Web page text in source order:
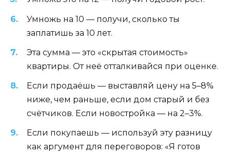
Умножь на 10 — получи, сколько ты
заплатишь за 10 лет.
Эта сумма — это «скрытая стоимость»
квартиры. От неё отталкивайся при оценке.
Если продаёшь — выставляй цену на 5–8%
ниже, чем раньше, если дом старый и без
счётчиков. Если новостройка — на 2–3%.
Если покупаешь — используй эту разницу
как аргумент для переговоров: «Я готов